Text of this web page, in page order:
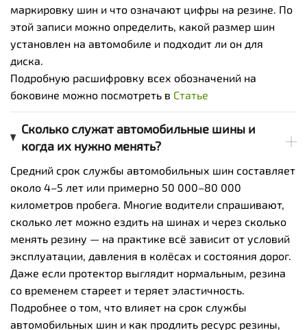
маркировку шин и что означают цифры на резине. По
этой записи можно определить, какой размер шин
установлен на автомобиле и подходит ли он для
диска.
Подробную расшифровку всех обозначений на
боковине можно посмотреть в Статье
Сколько служат автомобильные шины и
когда их нужно менять?
Средний срок службы автомобильных шин составляет
около 4–5 лет или примерно 50 000–80 000
километров пробега. Многие водители спрашивают,
сколько лет можно ездить на шинах и через сколько
менять резину — на практике всё зависит от условий
эксплуатации, давления в колёсах и состояния дорог.
Даже если протектор выглядит нормальным, резина
со временем стареет и теряет эластичность.
Подробнее о том, что влияет на срок службы
автомобильных шин и как продлить ресурс резины,